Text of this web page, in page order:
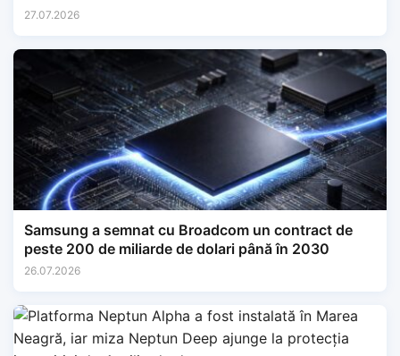
27.07.2026
Samsung a semnat cu Broadcom un contract de
peste 200 de miliarde de dolari până în 2030
26.07.2026